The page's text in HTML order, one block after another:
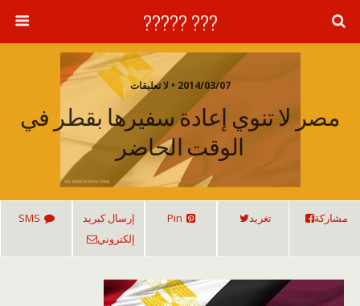
??? ?????
2014/03/07 • لا تعليقات
مصر لا تنوي إعادة سفيرها بقطر في
الوقت الحاضر
مشاركة تغريد Pin
إرسال كبريد
إلكتروني
SMS